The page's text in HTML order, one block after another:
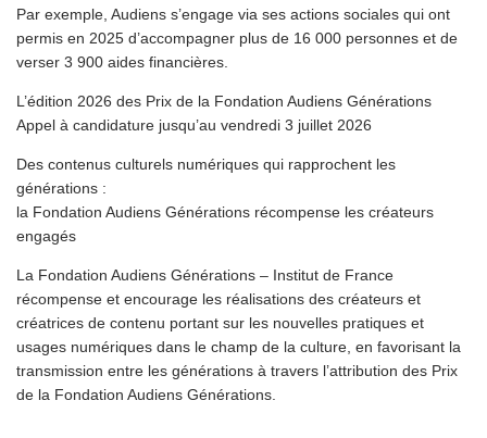
Par exemple, Audiens s’engage via ses actions sociales qui ont
permis en 2025 d’accompagner plus de 16 000 personnes et de
verser 3 900 aides financières.
L’édition 2026 des Prix de la Fondation Audiens Générations
Appel à candidature jusqu’au vendredi 3 juillet 2026
Des contenus culturels numériques qui rapprochent les
générations :
la Fondation Audiens Générations récompense les créateurs
engagés
La Fondation Audiens Générations – Institut de France
récompense et encourage les réalisations des créateurs et
créatrices de contenu portant sur les nouvelles pratiques et
usages numériques dans le champ de la culture, en favorisant la
transmission entre les générations à travers l’attribution des Prix
de la Fondation Audiens Générations.